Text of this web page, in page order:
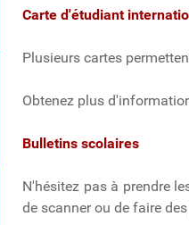
Carte d'étudiant
Plusieurs cartes
Obtenez plus
Bulletins scolaires
N'hésitez pas à prendre
de scanner ou de faire